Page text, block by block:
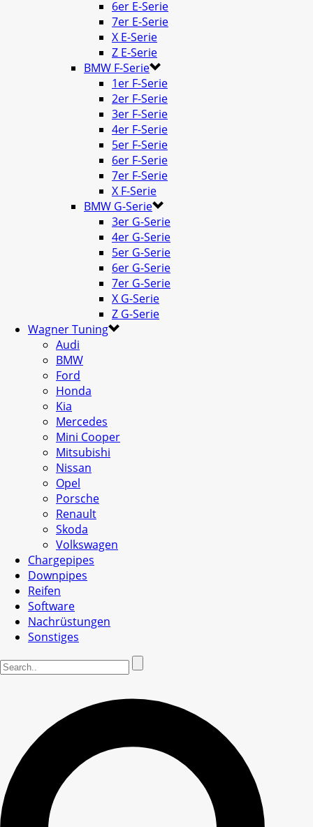
6er E-Serie
7er E-Serie
X E-Serie
Z E-Serie
BMW F-Serie
1er F-Serie
2er F-Serie
3er F-Serie
4er F-Serie
5er F-Serie
6er F-Serie
7er F-Serie
X F-Serie
BMW G-Serie
3er G-Serie
4er G-Serie
5er G-Serie
6er G-Serie
7er G-Serie
X G-Serie
Z G-Serie
Wagner Tuning
Audi
BMW
Ford
Honda
Kia
Mercedes
Mini Cooper
Mitsubishi
Nissan
Opel
Porsche
Renault
Skoda
Volkswagen
Chargepipes
Downpipes
Reifen
Software
Nachrüstungen
Sonstiges